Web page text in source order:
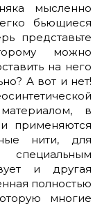
мысленно
бьющиеся
представьте
можно
на него
А вот и нет!
в
применяются
нити, для
и другая
полностью
многие